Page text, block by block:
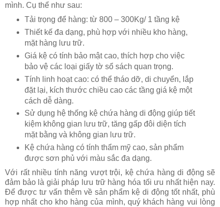
mình. Cụ thể như sau:
Tải trọng để hàng: từ 800 – 300Kg/ 1 tầng kệ
Thiết kế đa dạng, phù hợp với nhiều kho hàng,
mặt hàng lưu trữ.
Giá kệ có tính bảo mật cao, thích hợp cho việc
bảo vệ các loại giấy tờ sổ sách quan trọng.
Tính linh hoạt cao: có thể tháo dỡ, di chuyển, lắp
đặt lại, kích thước chiều cao các tầng giá kệ một
cách dễ dàng.
Sử dụng hệ thống kệ chứa hàng di động giúp tiết
kiệm không gian lưu trữ, tăng gấp đôi diện tích
mặt bằng và không gian lưu trữ.
Kệ chứa hàng có tính thẩm mỹ cao, sản phẩm
được sơn phủ với màu sắc đa dạng.
Với rất nhiều tính năng vượt trội, kệ chứa hàng di động sẽ
đảm bảo là giải pháp lưu trữ hàng hóa tối ưu nhất hiện nay.
Để được tư vấn thêm về sản phẩm kệ di động tốt nhất, phù
hợp nhất cho kho hàng của mình, quý khách hàng vui lòng